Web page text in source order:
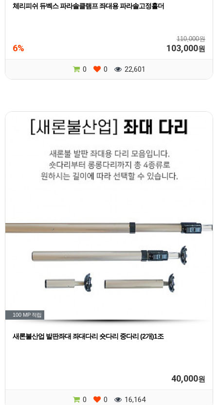
체리피쉬 듀벡스 파라솔클램프 좌대용 파라솔고정홀더
110,000원
6% 103,000원
0 0 22,601
100 MP 적립
새론불산업 발판좌대 좌대다리 숏다리 중다리 (2개)1조
40,000원
0 0 16,164